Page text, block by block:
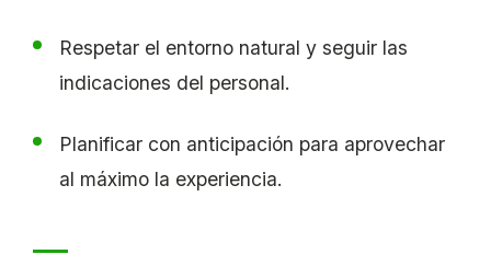
Respetar el entorno natural y seguir las
indicaciones del personal.
Planificar con anticipación para aprovechar
al máximo la experiencia.